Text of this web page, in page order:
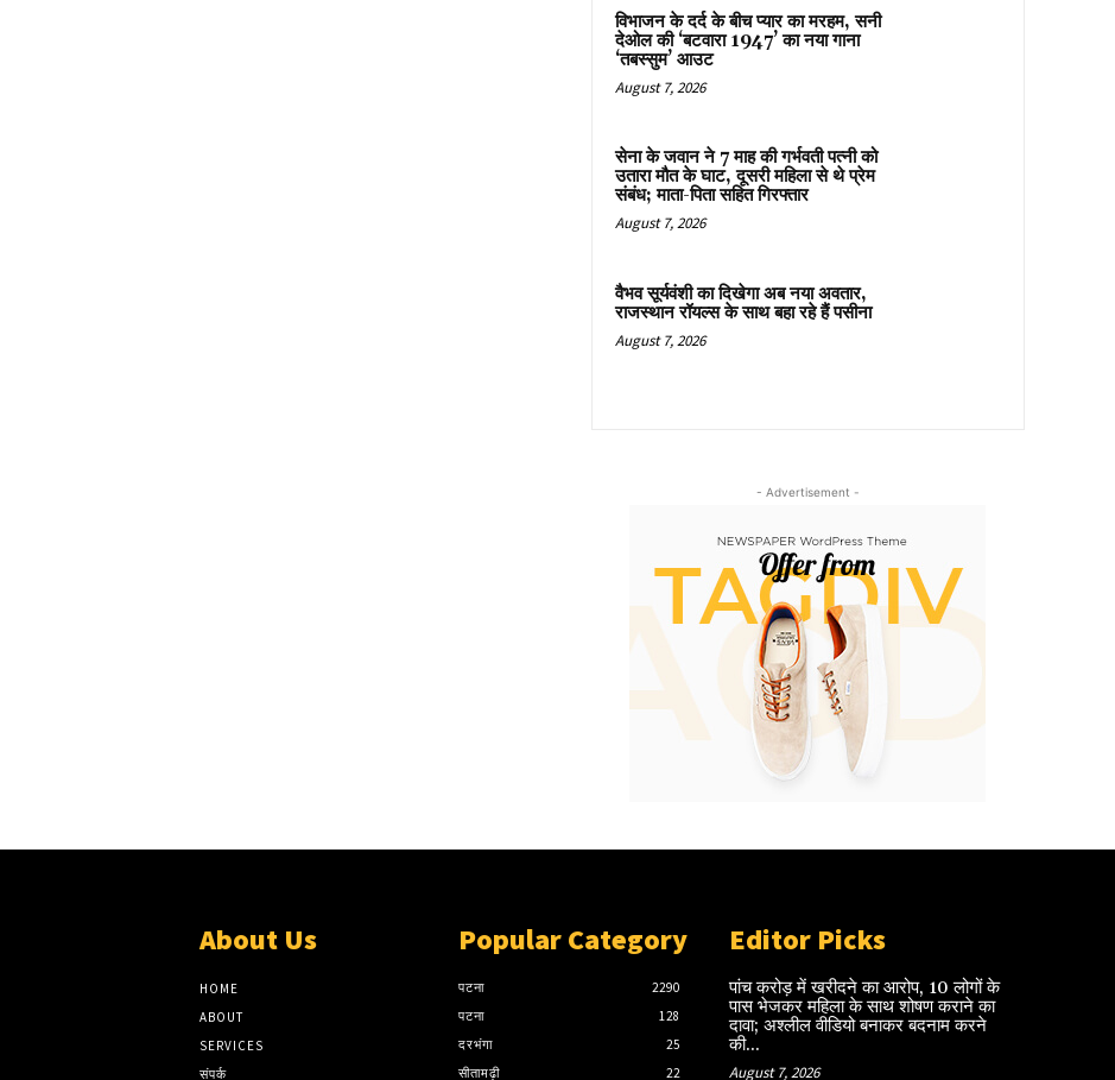
विभाजन के दर्द के बीच प्यार का मरहम, सनी
देओल की ‘बटवारा 1947’ का नया गाना
‘तबस्सुम’ आउट
August 7, 2026
सेना के जवान ने 7 माह की गर्भवती पत्नी को
उतारा मौत के घाट, दूसरी महिला से थे प्रेम
संबंध; माता-पिता सहित गिरफ्तार
August 7, 2026
वैभव सूर्यवंशी का दिखेगा अब नया अवतार,
राजस्थान रॉयल्स के साथ बहा रहे हैं पसीना
August 7, 2026
- Advertisement -
About Us
HOME
ABOUT
SERVICES
संपर्क
Popular Category
पटना
2290
पटना
128
दरभंगा
25
सीतामढ़ी
22
Editor Picks
पांच करोड़ में खरीदने का आरोप, 10 लोगों के
पास भेजकर महिला के साथ शोषण कराने का
दावा; अश्लील वीडियो बनाकर बदनाम करने
की...
August 7, 2026